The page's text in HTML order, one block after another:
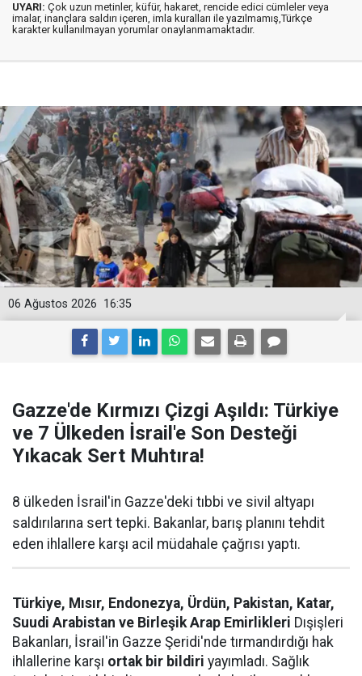
UYARI: Çok uzun metinler, küfür, hakaret, rencide edici cümleler veya
imalar, inançlara saldırı içeren, imla kuralları ile yazılmamış,Türkçe
karakter kullanılmayan yorumlar onaylanmamaktadır.
16:35
06 Ağustos 2026
Gazze'de Kırmızı Çizgi Aşıldı: Türkiye
ve 7 Ülkeden İsrail'e Son Desteği
Yıkacak Sert Muhtıra!
8 ülkeden İsrail'in Gazze'deki tıbbi ve sivil altyapı
saldırılarına sert tepki. Bakanlar, barış planını tehdit
eden ihlallere karşı acil müdahale çağrısı yaptı.
Türkiye, Mısır, Endonezya, Ürdün, Pakistan, Katar,
Suudi Arabistan ve Birleşik Arap Emirlikleri Dışişleri
Bakanları, İsrail'in Gazze Şeridi'nde tırmandırdığı hak
ihlallerine karşı ortak bir bildiri yayımladı. Sağlık